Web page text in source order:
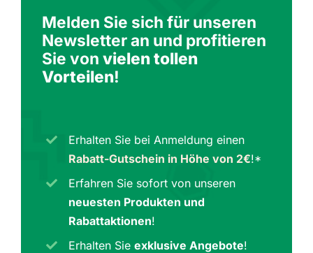
Melden Sie sich für unseren
Newsletter an und profitieren
Sie von vielen tollen
Vorteilen!
Erhalten Sie bei Anmeldung einen
Rabatt-Gutschein in Höhe von 2€!*
Erfahren Sie sofort von unseren
neuesten Produkten und
Rabattaktionen!
Erhalten Sieexklusive Angebote!